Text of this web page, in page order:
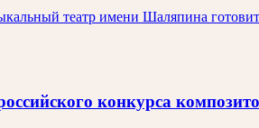
театр имени Шаляпина
конкурса